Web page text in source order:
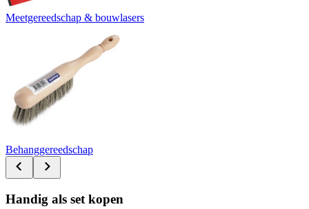
Meetgereedschap & bouwlasers
Behanggereedschap
Handig als set kopen